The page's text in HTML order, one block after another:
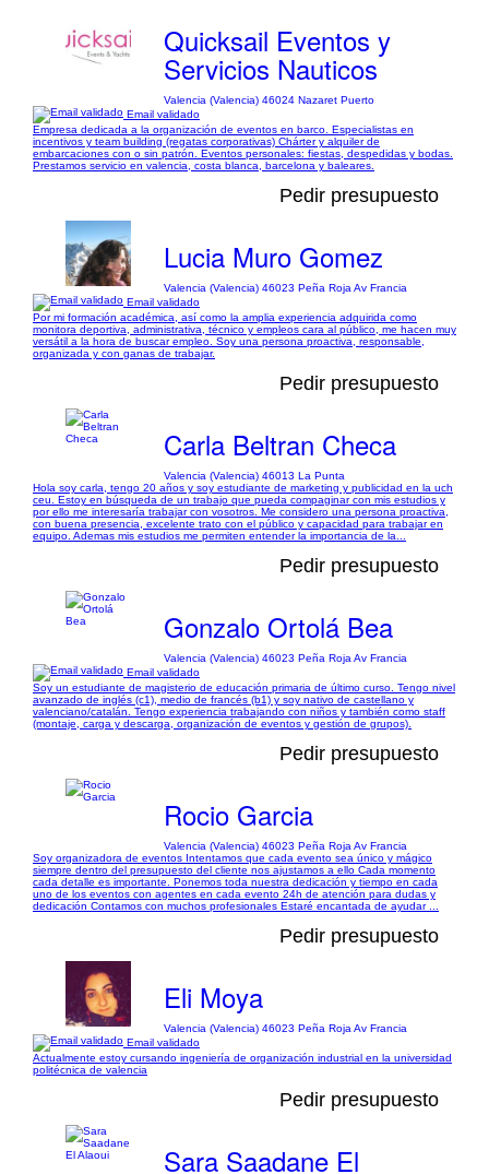
Quicksail Eventos y
Servicios Nauticos
Valencia (Valencia) 46024 Nazaret Puerto
Email validado
Empresa dedicada a la organización de eventos en barco. Especialistas en
incentivos y team building (regatas corporativas) Chárter y alquiler de
embarcaciones con o sin patrón. Eventos personales: fiestas, despedidas y bodas.
Prestamos servicio en valencia, costa blanca, barcelona y baleares.
Pedir presupuesto
Lucia Muro Gomez
Valencia (Valencia) 46023 Peña Roja Av Francia
Email validado
Por mi formación académica, así como la amplia experiencia adquirida como
monitora deportiva, administrativa, técnico y empleos cara al público, me hacen muy
versátil a la hora de buscar empleo. Soy una persona proactiva, responsable,
organizada y con ganas de trabajar.
Pedir presupuesto
Carla Beltran Checa
Valencia (Valencia) 46013 La Punta
Hola soy carla, tengo 20 años y soy estudiante de marketing y publicidad en la uch
ceu. Estoy en búsqueda de un trabajo que pueda compaginar con mis estudios y
por ello me interesaría trabajar con vosotros. Me considero una persona proactiva,
con buena presencia, excelente trato con el público y capacidad para trabajar en
equipo. Ademas mis estudios me permiten entender la importancia de la...
Pedir presupuesto
Gonzalo Ortolá Bea
Valencia (Valencia) 46023 Peña Roja Av Francia
Email validado
Soy un estudiante de magisterio de educación primaria de último curso. Tengo nivel
avanzado de inglés (c1), medio de francés (b1) y soy nativo de castellano y
valenciano/catalán. Tengo experiencia trabajando con niños y también como staff
(montaje, carga y descarga, organización de eventos y gestión de grupos).
Pedir presupuesto
Rocio Garcia
Valencia (Valencia) 46023 Peña Roja Av Francia
Soy organizadora de eventos Intentamos que cada evento sea único y mágico
siempre dentro del presupuesto del cliente nos ajustamos a ello Cada momento
cada detalle es importante. Ponemos toda nuestra dedicación y tiempo en cada
uno de los eventos con agentes en cada evento 24h de atención para dudas y
dedicación Contamos con muchos profesionales Estaré encantada de ayudar ...
Pedir presupuesto
Eli Moya
Valencia (Valencia) 46023 Peña Roja Av Francia
Email validado
Actualmente estoy cursando ingeniería de organización industrial en la universidad
politécnica de valencia
Pedir presupuesto
Sara Saadane El